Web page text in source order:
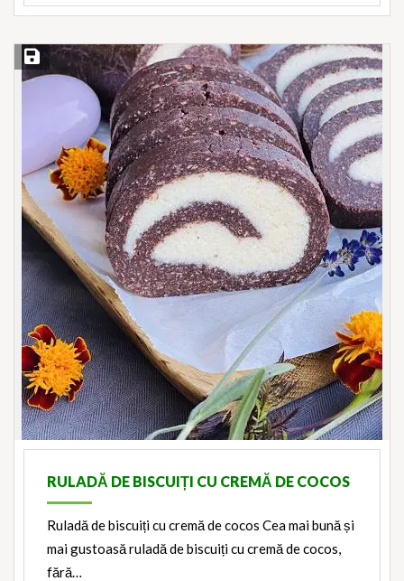
Save Recipe
RULADĂ DE BISCUIȚI CU CREMĂ DE COCOS
Ruladă de biscuiți cu cremă de cocos Cea mai bună și
mai gustoasă ruladă de biscuiți cu cremă de cocos,
fără…